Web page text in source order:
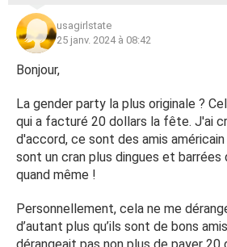
usagirlstate
25 janv. 2024 à 08:42
Bonjour,
La gender party la plus originale ?
qui a facturé 20 dollars la fête. J'ai
d'accord, ce sont des amis
sont un cran plus dingues et barrées
quand même !
Personnellement, cela ne me
d’autant plus qu’ils sont de bons